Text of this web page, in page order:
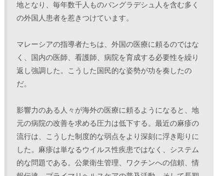
地となり、毎年数千人ものバングラデシュ人を含む多く
の外国人患者を惹きつけています。
マレーシアの指導者たちは、外国の医療に頼るのではな
く、国内の医師、看護師、病院を育成する必要性を繰り
返し強調した。こうした国民的な姿勢が功を奏したの
だ。
影響力のある人々が海外の医療に頼るようになると、地
元の病院の改善を求める圧力は低下する。最近の麻疹の
流行は、こうした制度的な弱点をより深刻に浮き彫りに
した。麻疹は単なるウイルス性疾患ではなく、システム
的な問題である。公衆衛生管理、ワクチンへの信頼、情